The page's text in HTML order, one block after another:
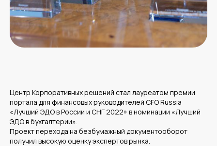
Центр Корпоративных решений стал лауреатом премии
портала для финансовых руководителей CFO Russia
«Лучший ЭДО в России и СНГ 2022» в номинации «Лучший
ЭДО в бухгалтерии».
Проект перехода на безбумажный документооборот
получил высокую оценку экспертов рынка.